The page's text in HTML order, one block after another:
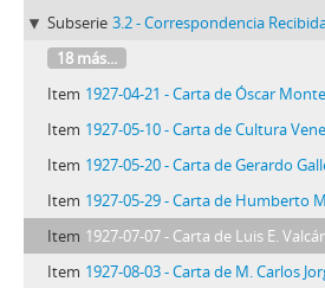
Subserie 3.2 - Correspondencia
18 más...
Item 1927-04-21 - Carta de Óscar
Item 1927-05-10 - Carta de Cultura
Item 1927-05-20 - Carta de Gerardo
Item 1927-05-29 - Carta de Humberto
Item 1927-07-07 - Carta de Luis E.
Item 1927-08-03 - Carta de M. Carlos